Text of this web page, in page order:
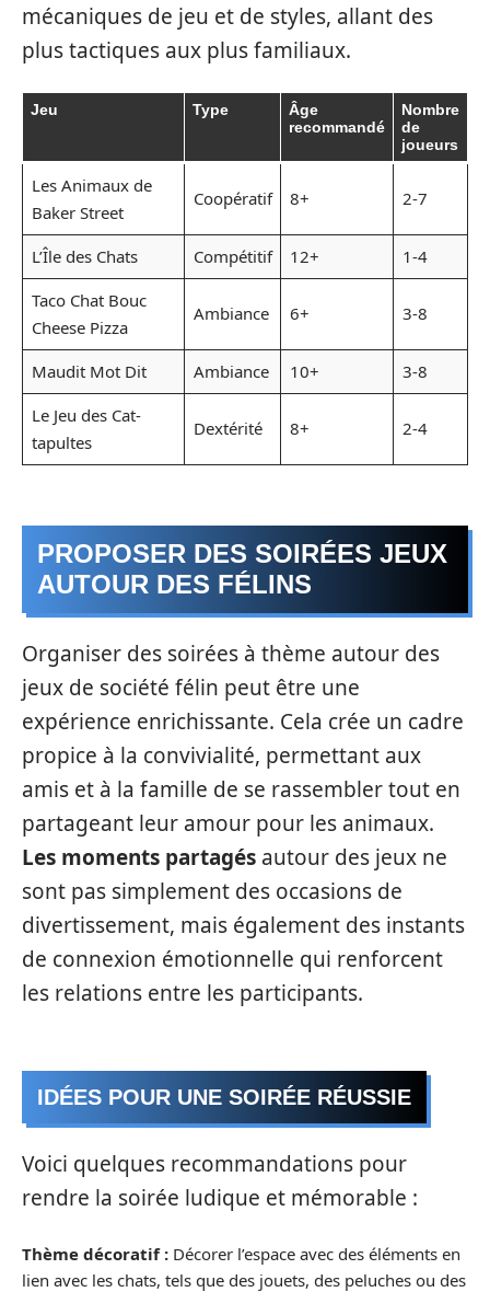
mécaniques de jeu et de styles, allant des
plus tactiques aux plus familiaux.
Jeu Type
Âge
recommandé
Nombre
de
joueurs
Les Animaux de
Baker Street
Coopératif 8+ 2-7
L’Île des Chats Compétitif 12+
1-4
Taco Chat Bouc
Cheese Pizza
Ambiance 6+ 3-8
Maudit Mot Dit Ambiance 10+
3-8
Le Jeu des Cat-
tapultes
Dextérité 8+ 2-4
PROPOSER DES SOIRÉES JEUX
AUTOUR DES FÉLINS
Organiser des soirées à thème autour des
jeux de société félin peut être une
expérience enrichissante. Cela crée un cadre
propice à la convivialité, permettant aux
amis et à la famille de se rassembler tout en
partageant leur amour pour les animaux.
Les moments partagés autour des jeux ne
sont pas simplement des occasions de
divertissement, mais également des instants
de connexion émotionnelle qui renforcent
les relations entre les participants.
IDÉES POUR UNE SOIRÉE RÉUSSIE
Voici quelques recommandations pour
rendre la soirée ludique et mémorable :
Thème décoratif : Décorer l’espace avec des éléments en
lien avec les chats, tels que des jouets, des peluches ou des